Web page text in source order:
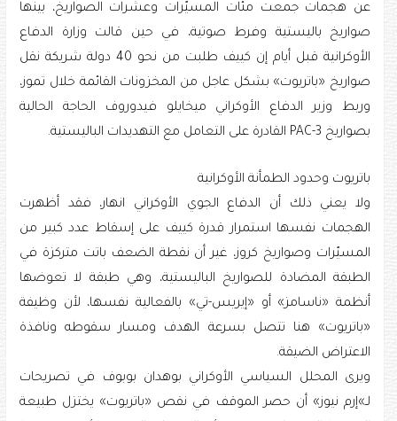
عن هجمات جمعت مئات المسيّرات وعشرات الصواريخ، بينها
صواريخ باليستية وفرط صوتية، في حين قالت وزارة الدفاع
الأوكرانية قبل أيام إن كييف طلبت من نحو 40 دولة شريكة نقل
صواريخ «باتريوت» بشكل عاجل من المخزونات القائمة خلال تموز،
وربط وزير الدفاع الأوكراني ميخايلو فيدوروف الحاجة الحالية
بصواريخ PAC-3 القادرة على التعامل مع التهديدات الباليستية.
باتريوت وحدود الطمأنة الأوكرانية
ولا يعني ذلك أن الدفاع الجوي الأوكراني انهار، فقد أظهرت
الهجمات نفسها استمرار قدرة كييف على إسقاط عدد كبير من
المسيّرات وصواريخ كروز، غير أن نقطة الضعف باتت متركزة في
الطبقة المضادة للصواريخ الباليستية، وهي طبقة لا تعوضها
أنظمة «ناسامز» أو «إيريس-تي» بالفعالية نفسها، لأن وظيفة
«باتريوت» هنا تتصل بسرعة الهدف ومسار سقوطه ونافذة
الاعتراض الضيقة.
ويرى المحلل السياسي الأوكراني بوهدان بوبوف في تصريحات
لـ»إرم نيوز» أن حصر الموقف في نقص «باتريوت» يختزل طبيعة